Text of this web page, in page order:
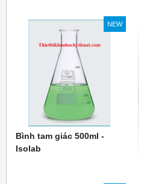
NEW
Bình tam giác 500ml -
Isolab